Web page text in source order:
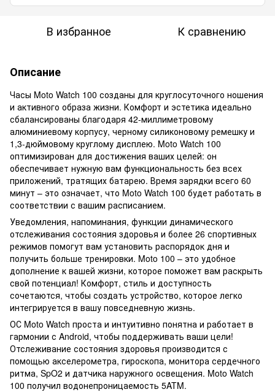
В избранное К сравнению
Описание
Часы Moto Watch 100 созданы для круглосуточного ношения
и активного образа жизни. Комфорт и эстетика идеально
сбалансированы благодаря 42-миллиметровому
алюминиевому корпусу, черному силиконовому ремешку и
1,3-дюймовому круглому дисплею. Moto Watch 100
оптимизирован для достижения ваших целей: он
обеспечивает нужную вам функциональность без всех
приложений, тратящих батарею. Время зарядки всего 60
минут – это означает, что Moto Watch 100 будет работать в
соответствии с вашим расписанием.
Уведомления, напоминания, функции динамического
отслеживания состояния здоровья и более 26 спортивных
режимов помогут вам установить распорядок дня и
получить больше тренировки. Moto 100 – это удобное
дополнение к вашей жизни, которое поможет вам раскрыть
свой потенциал! Комфорт, стиль и доступность
сочетаются, чтобы создать устройство, которое легко
интегрируется в вашу повседневную жизнь.
ОС Moto Watch проста и интуитивно понятна и работает в
гармонии с Android, чтобы поддерживать ваши цели!
Отслеживание состояния здоровья производится с
помощью акселерометра, гироскопа, монитора сердечного
ритма, SpO2 и датчика наружного освещения. Moto Watch
100 получил водонепроницаемость 5ATM.